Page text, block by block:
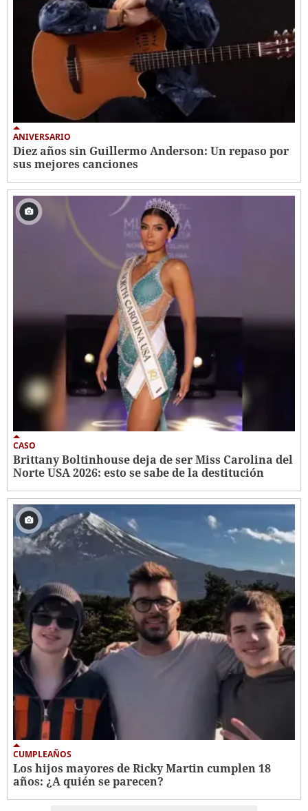
ANIVERSARIO
Diez años sin Guillermo Anderson: Un repaso por
sus mejores canciones
CASO
Brittany Boltinhouse deja de ser Miss Carolina del
Norte USA 2026: esto se sabe de la destitución
CUMPLEAÑOS
Los hijos mayores de Ricky Martin cumplen 18
años: ¿A quién se parecen?